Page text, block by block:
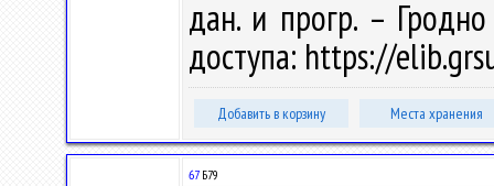
дан. и прогр. –
доступа: https://
Добавить в корзину Места хранения
67Б79